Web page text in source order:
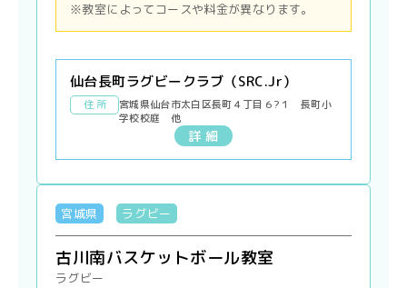
※教室によってコースや料金が異なります。
仙台長町ラグビークラブ（SRC.Jr）
住 所
宮城県仙台市太白区長町４丁目６?１ 長町小
学校校庭 他
詳 細
宮城県 ラグビー
古川南バスケットボール教室
ラグビー